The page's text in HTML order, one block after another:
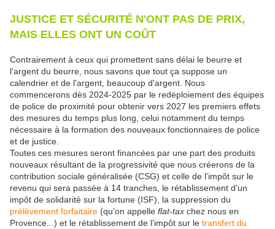
JUSTICE ET SÉCURITÉ N'ONT PAS DE PRIX,
MAIS ELLES ONT UN COÛT
Contrairement à ceux qui promettent sans délai le beurre et
l'argent du beurre, nous savons que tout ça suppose un
calendrier et de l'argent, beaucoup d'argent. Nous
commencerons dès 2024-2025 par le redéploiement des équipes
de police de proximité pour obtenir vers 2027 les premiers effets
des mesures du temps plus long, celui notamment du temps
nécessaire à la formation des nouveaux fonctionnaires de police
et de justice.
Toutes ces mesures seront financées par une part des produits
nouveaux résultant de la progressivité que nous créerons de la
contribution sociale généralisée (CSG) et celle de l’impôt sur le
revenu qui sera passée à 14 tranches, le rétablissement d'un
impôt de solidarité sur la fortune (ISF), la suppression du
prélèvement forfaitaire (qu'on appelle flat-tax chez nous en
Provence...) et le rétablissement de l'impôt sur le transfert du